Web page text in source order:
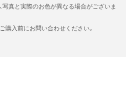
写真と実際のお色が異なる場合がございま
購入前にお問い合わせください。